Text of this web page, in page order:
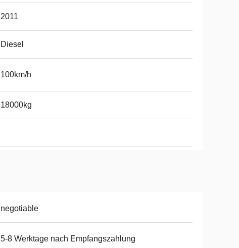
2011
Diesel
100km/h
18000kg
negotiable
5-8 Werktage nach Empfangszahlung